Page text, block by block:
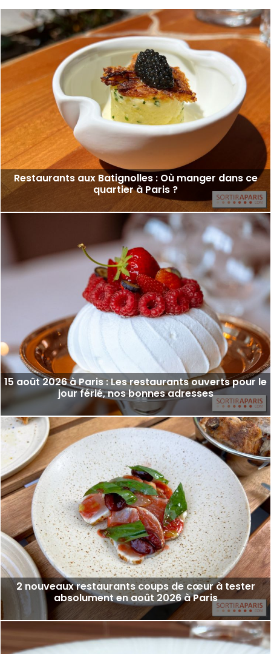
Restaurants aux Batignolles : Où manger dans ce
quartier à Paris ?
15 août 2026 à Paris : Les restaurants ouverts pour le
jour férié, nos bonnes adresses
2 nouveaux restaurants coups de cœur à tester
absolument en août 2026 à Paris